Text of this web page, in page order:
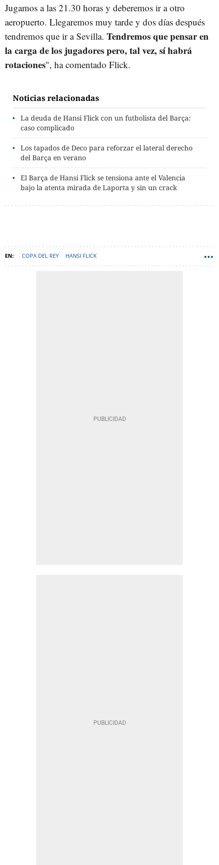
Jugamos a las 21.30 horas y deberemos ir a otro
aeropuerto. Llegaremos muy tarde y dos días después
tendremos que ir a Sevilla. Tendremos que pensar en
la carga de los jugadores pero, tal vez, sí habrá
rotaciones", ha comentado Flick.
Noticias relacionadas
La deuda de Hansi Flick con un futbolista del Barça:
caso complicado
Los tapados de Deco para reforzar el lateral derecho
del Barça en verano
El Barça de Hansi Flick se tensiona ante el Valencia
bajo la atenta mirada de Laporta y sin un crack
COPA DEL REY HANSI FLICK